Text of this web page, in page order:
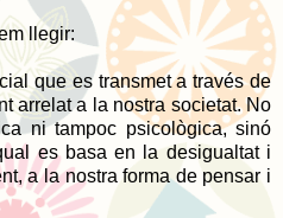
llegir:
que es transmet a través de
arrelat a la nostra societat. No
ni tampoc psicològica, sinó
es basa en la desigualtat i
a la nostra forma de pensar i